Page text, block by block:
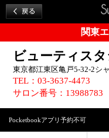
関東
ビューティス
東京都江東区亀戸5-32-2シ
TEL：03-3637-4473
サロン番号：13988783
Pocketbookアプリ予約不可